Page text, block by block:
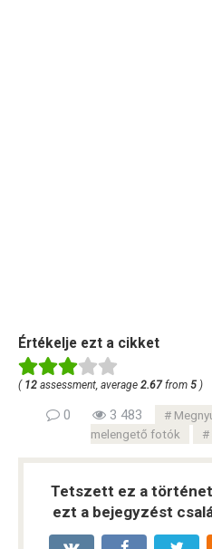
Értékelje ezt a cikket
( 12 assessment, average 2.67from 5 )
0 3 483
melengető fotók
Tetszett ez a
ezt a bejegyzést